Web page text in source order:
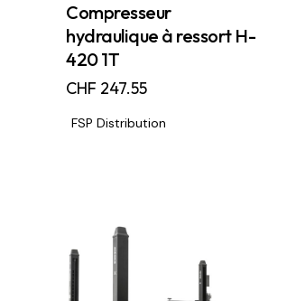
Compresseur
hydraulique à ressort H-
420 1T
CHF 247.55
FSP Distribution